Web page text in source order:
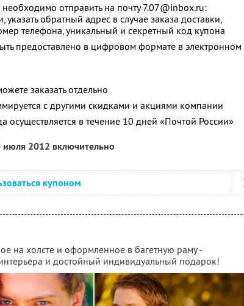
отправить на почту 7.07@inbox.ru:
обратный адрес в случае заказа доставки,
телефона, уникальный и секретный код купона
предоставлено в цифровом формате в электронном
заказать отдельно
с другими скидками и акциями компании
осуществляется в течение 10 дней «Почтой России»
июля 2012 включительно
купоном
на холсте и оформленное в багетную раму -
и достойный индивидуальный подарок!